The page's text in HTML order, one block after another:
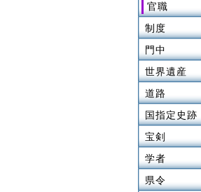
官職
制度
門中
世界遺産
道路
国指定史跡
宝剣
学者
県令